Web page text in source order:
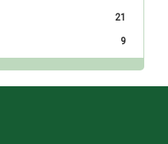
21
9